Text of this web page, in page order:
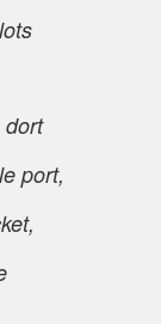
dort
port,